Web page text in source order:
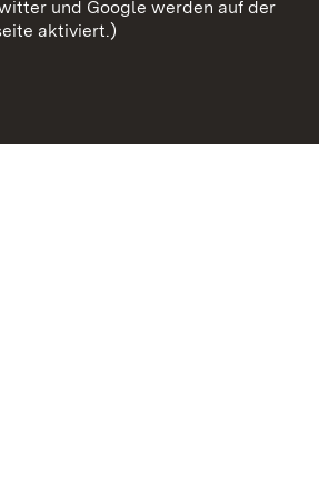
und Google werden auf der
aktiviert.)